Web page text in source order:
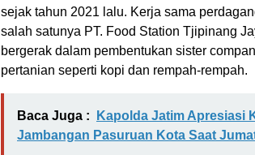
sejak tahun 2021 lalu. Kerja sama
salah satunya PT. Food Station Tjipinang
bergerak dalam pembentukan sister
pertanian seperti kopi dan rempah-rempah.
Baca Juga :
Kapolda Jatim Apresiasi
Jambangan Pasuruan Kota Saat